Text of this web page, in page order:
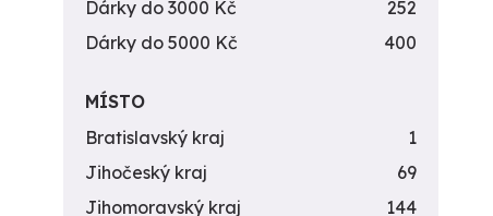
Dárky do 3000 Kč
252
Dárky do 5000 Kč
400
MÍSTO
Bratislavský kraj
1
Jihočeský kraj
69
Jihomoravský kraj
144